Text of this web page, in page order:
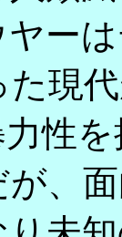
ー
現
性
、